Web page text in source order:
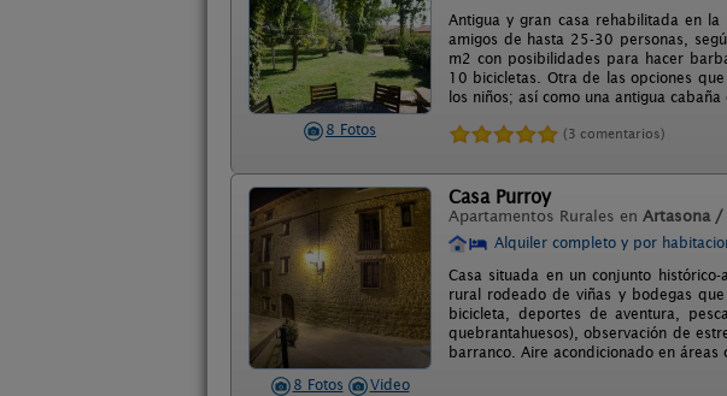
8 Fotos
Antigua y gran casa rehabilitada en
amigos de hasta 25-30 personas,
m2 con posibilidades para hacer
10 bicicletas. Otra de las opciones
los niños; así como una antigua cabaña
(3 comentarios)
8 Fotos Video
Casa Purroy
Apartamentos Rurales en Artasona /
Alquiler completo y por
Casa situada en un conjunto
rural rodeado de viñas y bodegas
bicicleta, deportes de aventura,
quebrantahuesos), observación de
barranco. Aire acondicionado en áreas